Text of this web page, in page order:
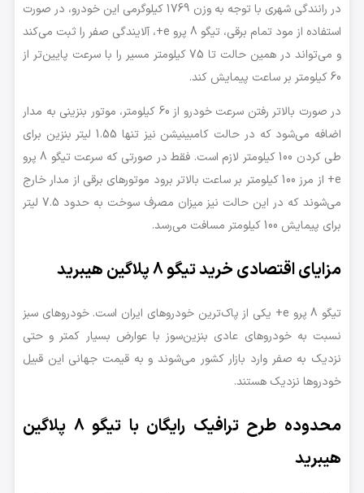
در رانندگی شهری با توجه به وزن 1769 کیلوگرمی این خودرو، در صورت
استفاده از مود تمام برقی، تیگو 8 پرو e+، آلایندگی صفر را ثبت می‌کند
و می‌تواند در همین حالت تا 75 کیلومتر مسیر را با سرعت پایین‌تر از
60 کیلومتر بر ساعت پیمایش کند.
در صورت بالاتر رفتن سرعت خودرو از 60 کیلومتر، موتور بنزینی به مدار
اضافه می‌شود که در حالت کامبینیشن نیز تنها 1.55 لیتر بنزین برای
طی کردن 100 کیلومتر لازم است. فقط در صورتی که سرعت تیگو 8 پرو
e+ از مرز 100 کیلومتر بر ساعت بالاتر برود موتورهای برقی از مدار خارج
می‌شوند که در این حالت نیز میزان مصرف سوخت به حدود 7.5 لیتر
برای پیمایش 100 کیلومتر مسافت می‌رسد.
مزایای اقتصادی خرید تیگو 8 پلاگین هیبرید
تیگو 8 پرو e+ یکی از پاک‌ترین خودروهای ایران است. خودروهای سبز
نسبت به خودروهای عادی بنزین‌سوز با عوارض بسیار کمتر و حتی
نزدیک به صفر وارد بازار کشور می‌شوند و به قیمت جهانی این قبیل
خودروها نزدیک هستند.
محدوده طرح ترافیک رایگان با تیگو 8 پلاگین
هیبرید